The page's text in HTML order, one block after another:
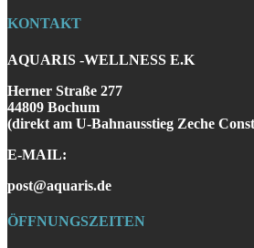
KONTAKT
AQUARIS -WELLNESS E.K
Herner Straße 277
44809 Bochum
(direkt am U-Bahnausstieg Zeche
E-MAIL:
post@aquaris.de
ÖFFNUNGSZEITEN